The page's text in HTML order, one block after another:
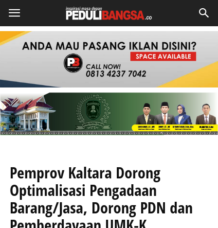
Pemprov Kaltara Dorong
Optimalisasi Pengadaan
Barang/Jasa, Dorong PDN dan